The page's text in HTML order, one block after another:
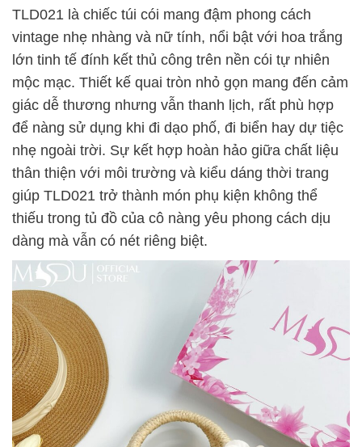
TLD021 là chiếc túi cói mang đậm phong cách
vintage nhẹ nhàng và nữ tính, nổi bật với hoa trắng
lớn tinh tế đính kết thủ công trên nền cói tự nhiên
mộc mạc. Thiết kế quai tròn nhỏ gọn mang đến cảm
giác dễ thương nhưng vẫn thanh lịch, rất phù hợp
để nàng sử dụng khi đi dạo phố, đi biển hay dự tiệc
nhẹ ngoài trời. Sự kết hợp hoàn hảo giữa chất liệu
thân thiện với môi trường và kiểu dáng thời trang
giúp TLD021 trở thành món phụ kiện không thể
thiếu trong tủ đồ của cô nàng yêu phong cách dịu
dàng mà vẫn có nét riêng biệt.